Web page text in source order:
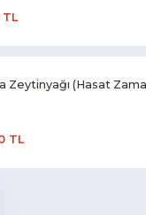
Zeytinyağı (Hasat
TL